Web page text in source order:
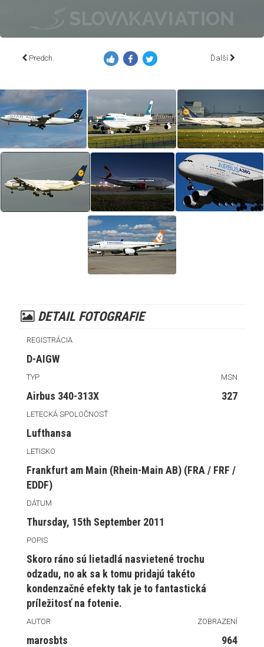
Predch. Ďalší
DETAIL FOTOGRAFIE
REGISTRÁCIA
D-AIGW
TYP MSN
Airbus 340-313X 327
LETECKÁ SPOLOČNOSŤ
Lufthansa
LETISKO
Frankfurt am Main (Rhein-Main AB) (FRA / FRF /
EDDF)
DÁTUM
Thursday, 15th September 2011
POPIS
Skoro ráno sú lietadlá nasvietené trochu
odzadu, no ak sa k tomu pridajú takéto
kondenzačné efekty tak je to fantastická
príležitosť na fotenie.
AUTOR ZOBRAZENÍ
marosbts 964